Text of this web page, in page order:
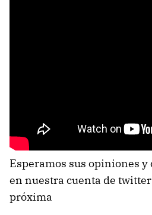
Esperamos sus opiniones
en nuestra cuenta de
próxima